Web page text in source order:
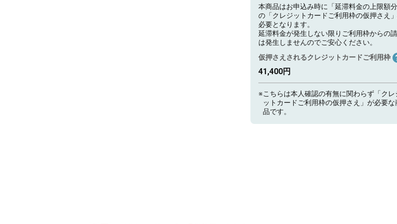
本商品はお申込み時に「延滞料金の上限額分
の「クレジットカードご利用枠の仮押さえ
必要となります。
延滞料金が発生しない限りご利用枠からの
は発生しませんのでご安心ください。
仮押さえされるクレジットカードご利用枠
41,400円
※こちらは本人確認の有無に関わらず「クレ
ットカードご利用枠の仮押さえ」が必要な
品です。